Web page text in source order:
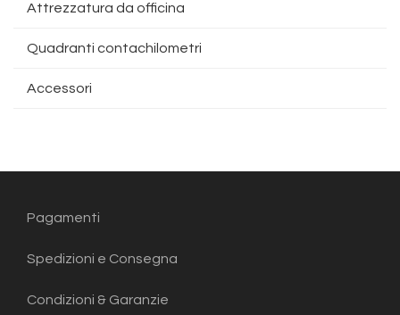
Attrezzatura da officina
Quadranti contachilometri
Accessori
Pagamenti
Spedizioni e Consegna
Condizioni & Garanzie